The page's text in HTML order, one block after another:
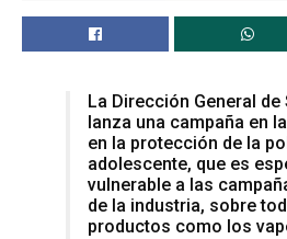
La Dirección General de
lanza una campaña en
en la protección de la
adolescente, que es
vulnerable a las
de la industria, sobre
productos como los